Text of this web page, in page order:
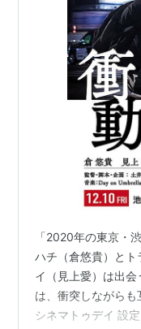
「2020年の東京・
ハチ（倉悠貴）と
イ（見上愛）は出
は、衝突しながらも
シネマトゥデイ 設